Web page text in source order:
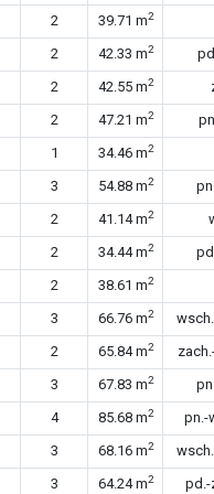
2 39.71 m2
2 42.33 m2
2 42.55 m2
2 47.21 m2
1 34.46 m2
3 54.88 m2
2 41.14 m2
2 34.44 m2
2 38.61 m2
3 66.76 m2
2 65.84 m2
3 67.83 m2
4 85.68 m2 pn.-
3 68.16 m2
3 64.24 m2 pd.-